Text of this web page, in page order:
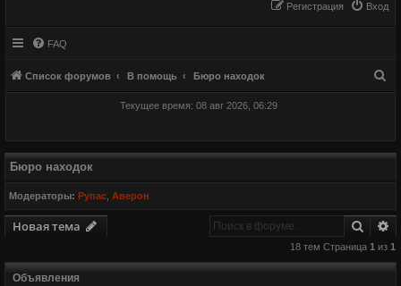
Вход
Регистрация
FAQ
Список форумов В помощь Бюро находок
Текущее время: 08 авг 2026, 06:29
Бюро находок
Модераторы: Рупас ,Аверон
Новая тема Поиск
18 тем Страница 1 из 1
Объявления